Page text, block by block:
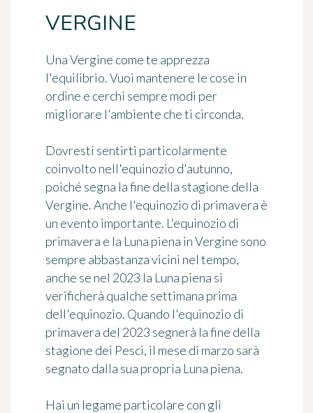
VERGINE
Una Vergine come te apprezza
l'equilibrio. Vuoi mantenere le cose in
ordine e cerchi sempre modi per
migliorare l'ambiente che ti circonda.
Dovresti sentirti particolarmente
coinvolto nell'equinozio d'autunno,
poiché segna la fine della stagione della
Vergine. Anche l'equinozio di primavera è
un evento importante. L'equinozio di
primavera e la Luna piena in Vergine sono
sempre abbastanza vicini nel tempo,
anche se nel 2023 la Luna piena si
verificherà qualche settimana prima
dell'equinozio. Quando l'equinozio di
primavera del 2023 segnerà la fine della
stagione dei Pesci, il mese di marzo sarà
segnato dalla sua propria Luna piena.
Hai un legame particolare con gli